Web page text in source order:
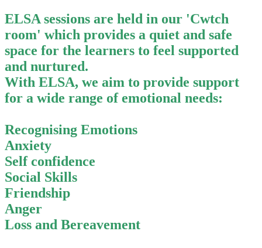
ELSA sessions are held in our 'Cwtch
room' which provides a quiet and safe
space for the learners to feel supported
and nurtured.
With ELSA, we aim to provide support
for a wide range of emotional needs:
Recognising Emotions
Anxiety
Self confidence
Social Skills
Friendship
Anger
Loss and Bereavement